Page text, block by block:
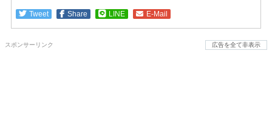
Tweet Share LINE E-Mail
スポンサーリンク 広告を全て非表示